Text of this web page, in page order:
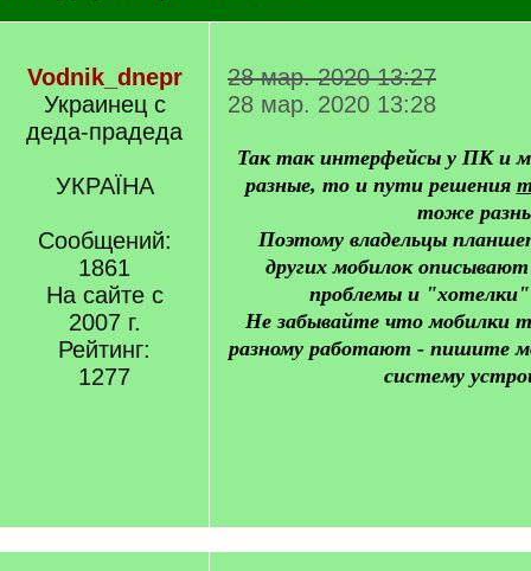
Vodnik_dnepr
Украинец с
деда-прадеда
УКРАЇНА
Сообщений:
1861
На сайте с
2007 г.
Рейтинг:
1277
28 мар. 2020 13:27
28 мар. 2020 13:28
Так так интерфейсы у ПК и
разные, то и пути решения
тоже
Поэтому владельцы
других мобилок
проблемы и
Не забывайте что мобилки
разному работают - пишите
систему